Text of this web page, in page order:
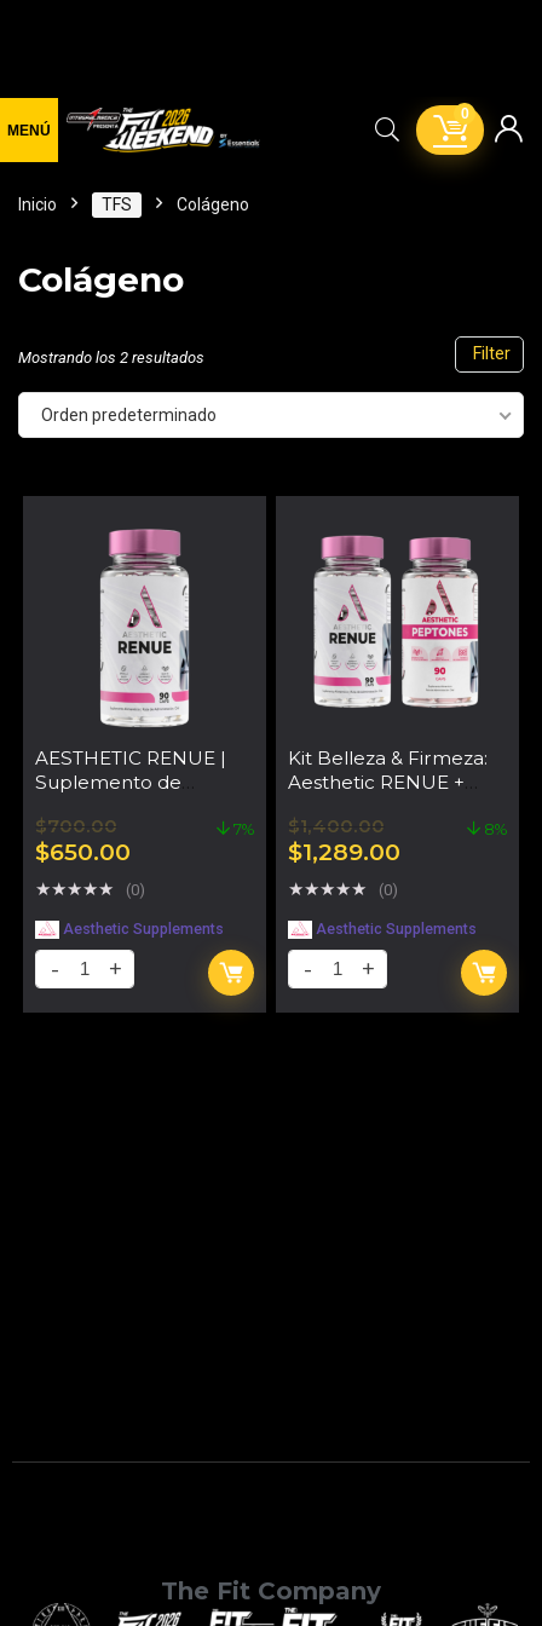
0
Inicio TFS Colágeno
Colágeno
Filter
Mostrando los 2 resultados
Orden predeterminado
AESTHETIC RENUE |
Suplemento de
Celular y Piel
$700.00
$650.00
7%
★★★★★ (0)
Aesthetic Supplements
Kit Belleza & Firmeza:
Aesthetic RENUE +
Piel Radiante, Glúteos
Firmes y Recuperación
Muscular
$1,400.00
$1,289.00
8%
★★★★★ (0)
Aesthetic Supplements
The Fit Company